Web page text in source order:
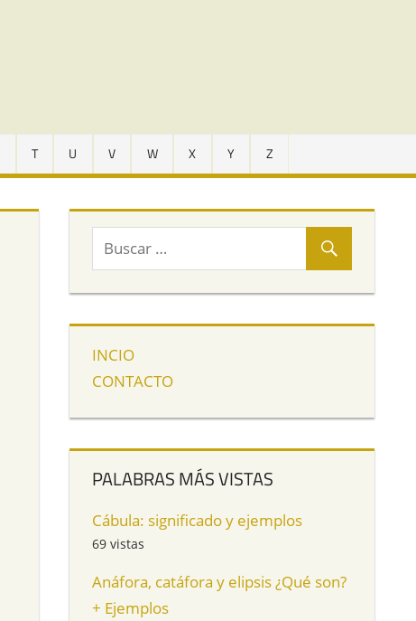
T U V W X Y Z
INCIO
CONTACTO
PALABRAS MÁS VISTAS
Cábula: significado y ejemplos
69 vistas
Anáfora, catáfora y elipsis ¿Qué son?
+ Ejemplos